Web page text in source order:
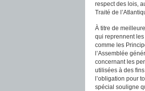
respect des lois,
Traité de
À titre de
qui reprennent
comme les
l’Assemblée
concernant les
utilisées à des
l’obligation pour
spécial souligne